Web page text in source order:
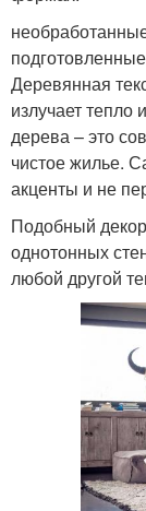
Деревянная
излучает
дерева – это
чистое жилье.
акценты и не
Подобный
однотонных
любой другой